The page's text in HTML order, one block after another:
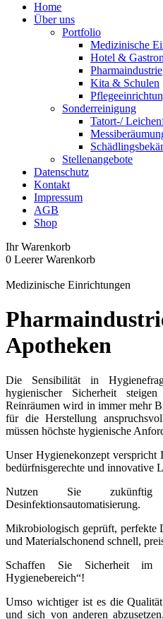
Home
Über uns
Portfolio
Medizinische
Hotel &
Pharmaindustrie
Kita & Schulen
Sonderreinigung
Tatort-/
Stellenangebote
Datenschutz
Kontakt
Impressum
AGB
Shop
Ihr Warenkorb
0 Leerer Warenkorb
Medizinische Einrichtungen
Apotheken
Die Sensibilität in
hygienischer Sicherheit
Reinräumen wird in immer mehr
für die Herstellung
müssen höchste hygienische
Unser Hygienekonzept
bedürfnisgerechte und innovative
Nutzen Sie
Desinfektionsautomatisierung.
Mikrobiologisch geprüft, perfekte
und Materialschonend schnell,
Schaffen Sie Sicherheit im
Hygienebereich“!
Umso wichtiger ist es die
und sich von anderen